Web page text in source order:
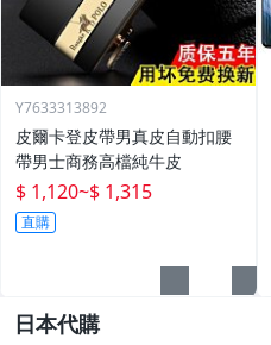
Y7633313892
皮爾卡登皮帶男真皮自動扣腰
帶男士商務高檔純牛皮
$ 1,120~$ 1,315
直購
日本代購